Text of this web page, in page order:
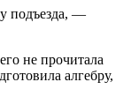
подъезда, —
не прочитала
алгебру,